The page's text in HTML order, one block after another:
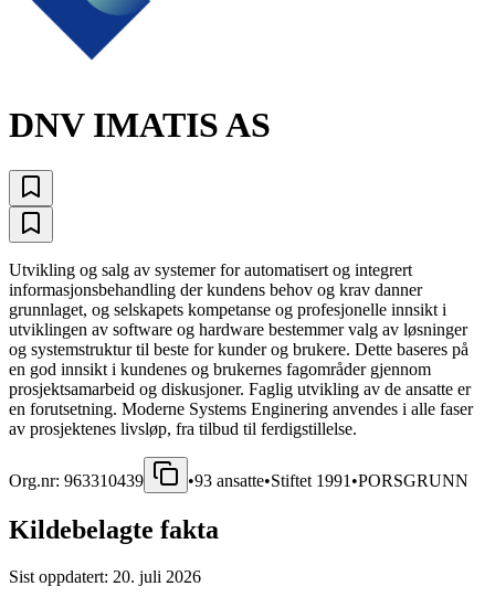
DNV IMATIS AS
Utvikling og salg av systemer for automatisert og integrert
informasjonsbehandling der kundens behov og krav danner
grunnlaget, og selskapets kompetanse og profesjonelle innsikt i
utviklingen av software og hardware bestemmer valg av løsninger
og systemstruktur til beste for kunder og brukere. Dette baseres på
en god innsikt i kundenes og brukernes fagområder gjennom
prosjektsamarbeid og diskusjoner. Faglig utvikling av de ansatte er
en forutsetning. Moderne Systems Enginering anvendes i alle faser
av prosjektenes livsløp, fra tilbud til ferdigstillelse.
Org.nr: 963310439 •93 ansatte•Stiftet 1991 •PORSGRUNN
Kildebelagte fakta
Sist oppdatert: 20. juli 2026